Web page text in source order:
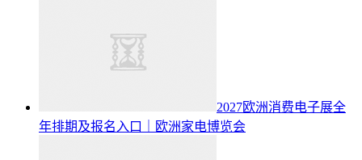
2027欧洲消费电子展全
年排期及报名入口｜欧洲家电博览会